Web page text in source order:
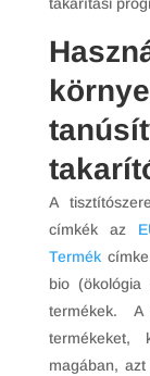
A
címkék az
Termék
bio (ökológia
termékek. A
termékeket,
magában,